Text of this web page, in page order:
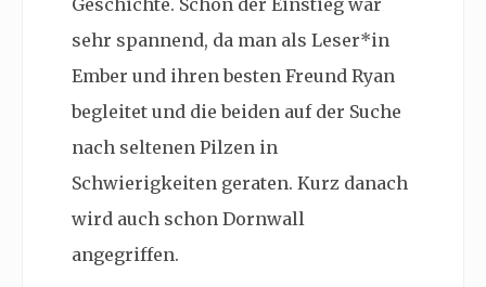
sehr spannend, da man als Leser*in
Ember und ihren besten Freund Ryan
begleitet und die beiden auf der Suche
nach seltenen Pilzen in
Schwierigkeiten geraten. Kurz danach
wird auch schon Dornwall
angegriffen.